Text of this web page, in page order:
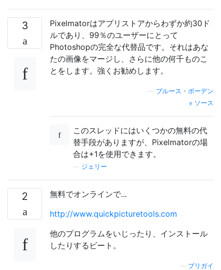
3
Pixelmatorはアプリストアからわずか約30ド
ルであり、99％のユーザーにとって
Photoshopの完全な代替品です。それはあな
たの画像をマージし、さらに他の何千ものこ
とをします。強くお勧めします。
ブルース・ボーデン
ソース
このスレッドにはいくつかの無料の代
替手段がありますが、Pixelmatorの場
合は+1を使用できます。
ジェリー
2
無料でオンラインで...
http://www.quickpicturetools.com
他のプログラムをいじったり、インストール
したりするビート。
ブリガイ